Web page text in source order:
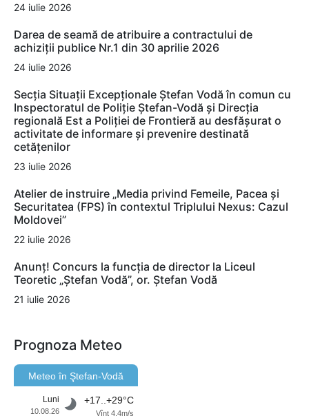
24 iulie 2026
Darea de seamă de atribuire a contractului de
achiziții publice Nr.1 din 30 aprilie 2026
24 iulie 2026
Secția Situații Excepționale Ștefan Vodă în comun cu
Inspectoratul de Poliție Ștefan-Vodă și Direcția
regională Est a Poliției de Frontieră au desfășurat o
activitate de informare și prevenire destinată
cetățenilor
23 iulie 2026
Atelier de instruire „Media privind Femeile, Pacea și
Securitatea (FPS) în contextul Triplului Nexus: Cazul
Moldovei”
22 iulie 2026
Anunț! Concurs la funcția de director la Liceul
Teoretic „Ștefan Vodă”, or. Ștefan Vodă
21 iulie 2026
Prognoza Meteo
Meteo în Ştefan-Vodă
Luni
10.08.26
+17..+29°C
Vînt 4.4m/s